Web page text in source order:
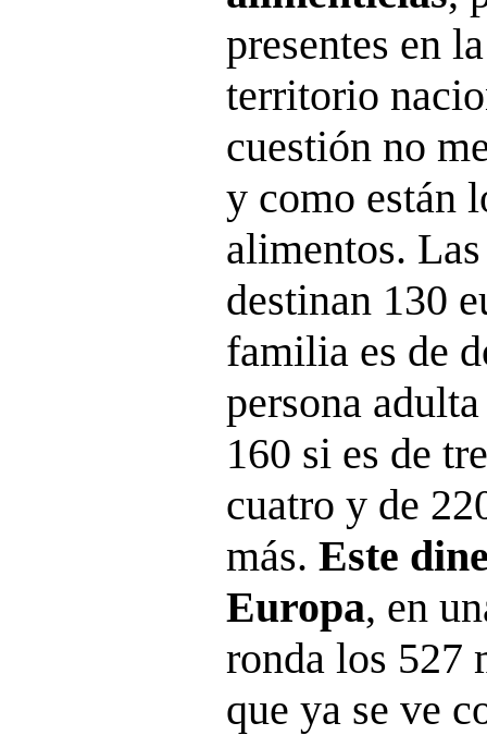
presentes en
territorio
cuestión no
y como están
alimentos.
destinan 130
familia es de
persona
160 si es de
cuatro y de
más. Este
Europa, en
ronda los 527
que ya se ve